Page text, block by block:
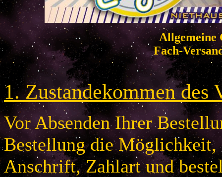
Allgemeine
Fach-
1. Zustandekommen des
Vor Absenden Ihrer
Bestellung die Möglichkeit,
Anschrift, Zahlart und